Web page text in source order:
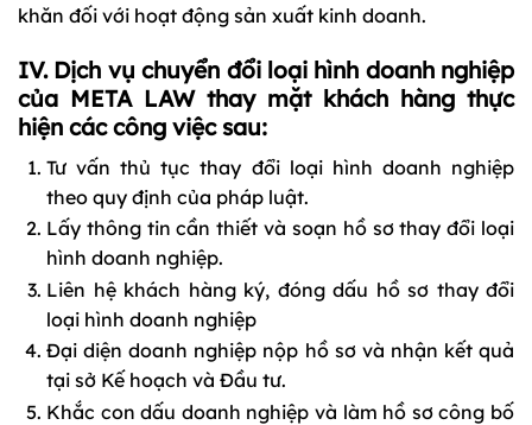
khăn đối với hoạt động sản xuất kinh doanh.
IV. Dịch vụ chuyển đổi loại hình doanh nghiệp
của META LAW thay mặt khách hàng thực
hiện các công việc sau:
Tư vấn thủ tục thay đổi loại hình doanh nghiệp
theo quy định của pháp luật.
Lấy thông tin cần thiết và soạn hồ sơ thay đổi loại
hình doanh nghiệp.
Liên hệ khách hàng ký, đóng dấu hồ sơ thay đổi
loại hình doanh nghiệp
Đại diện doanh nghiệp nộp hồ sơ và nhận kết quả
tại sở Kế hoạch và Đầu tư.
Khắc con dấu doanh nghiệp và làm hồ sơ công bố